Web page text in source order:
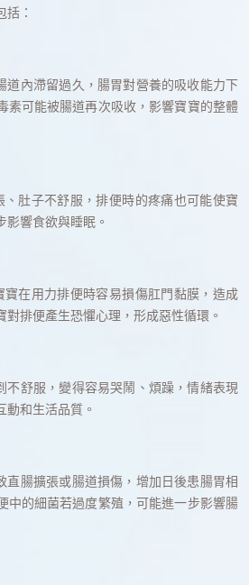
：
道內滯留過久，腸胃對營養的吸收能力下
素可能被腸道再次吸收，影響寶寶的整體
肚子不舒服，排便時的疼痛也可能使寶
響食欲與睡眠。
在用力排便時容易損傷肛門黏膜，造成
排便產生恐懼心理，形成惡性循環。
不舒服，變得容易哭鬧、煩躁，情緒表現
動和生活品質。
直腸擴張或腸道損傷，增加日後患腸胃相
中的細菌若過度繁殖，可能進一步影響腸